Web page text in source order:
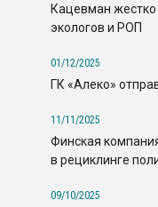
Кацевман
экологов и РОП
01/12/2025
ГК «Алеко»
11/11/2025
Финская
в рециклинге
09/10/2025